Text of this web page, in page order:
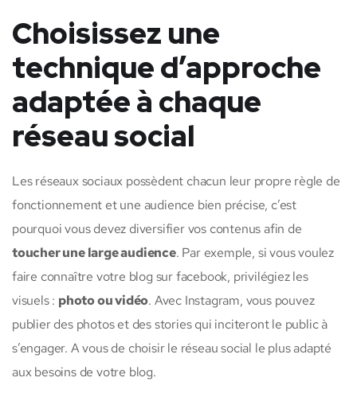
Choisissez une
technique d’approche
adaptée à chaque
réseau social
Les réseaux sociaux possèdent chacun leur propre règle de
fonctionnement et une audience bien précise, c’est
pourquoi vous devez diversifier vos contenus afin de
toucher une large audience. Par exemple, si vous voulez
faire connaître votre blog sur facebook, privilégiez les
visuels : photo ou vidéo. Avec Instagram, vous pouvez
publier des photos et des stories qui inciteront le public à
s’engager. A vous de choisir le réseau social le plus adapté
aux besoins de votre blog.